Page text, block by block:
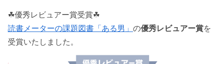
☘優秀レビュアー賞受賞☘
読書メーターの課題図書「ある男」 の優秀レビュアー賞を
受賞いたしました。